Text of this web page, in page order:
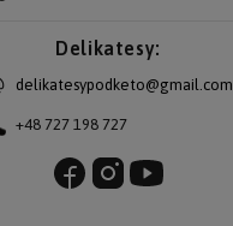
Delikatesy:
delikatesypodketo@gmail.com
+48 727 198 727